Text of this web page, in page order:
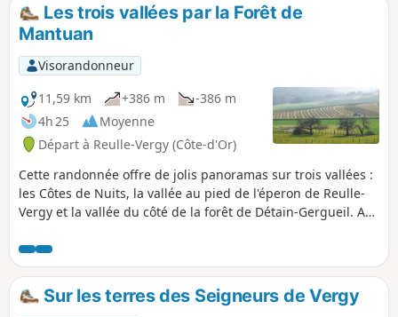
Les trois vallées par la Forêt de
Mantuan
Visorandonneur
11,59 km
+386 m
-386 m
4h 25
Moyenne
Départ à Reulle-Vergy (Côte-d'Or)
Cette randonnée offre de jolis panoramas sur trois vallées :
les Côtes de Nuits, la vallée au pied de l'éperon de Reulle-
Vergy et la vallée du côté de la forêt de Détain-Gergueil. Au
Corboin et Concoeur, puis Segrois. Sans oublier l'Abbaye de
Saint-Vivant en rénovation.
Sur les terres des Seigneurs de Vergy